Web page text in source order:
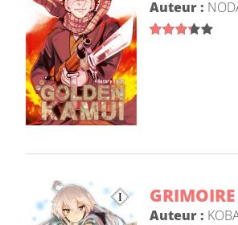
Auteur :
Auteur :